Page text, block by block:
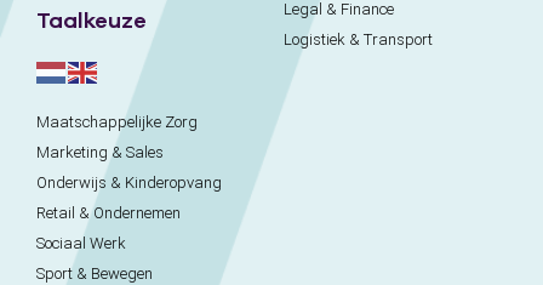
Taalkeuze
Legal & Finance
Logistiek & Transport
Maatschappelijke Zorg
Marketing & Sales
Onderwijs & Kinderopvang
Retail & Ondernemen
Sociaal Werk
Sport & Bewegen